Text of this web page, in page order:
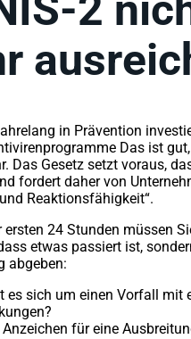
in Prävention
Das ist
Das Gesetz setzt voraus,
fordert daher von
Reaktionsfähigkeit“.
ersten 24 Stunden müssen
etwas passiert ist,
abgeben:
es sich um einen Vorfall mit
Anzeichen für eine